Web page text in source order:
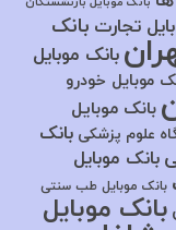
تجارت بانک
بانک موبایل
موبایل خودرو
بانک موبایل
علوم پزشکی بانک
بانک موبایل
بانک موبایل طب سنتی
بانک موبایل